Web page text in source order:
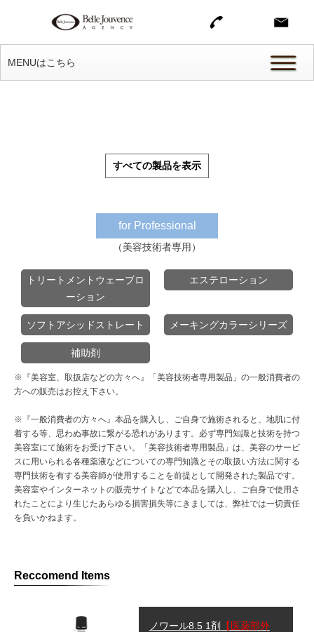
MENUはこちら
すべての製品を表示
for Professional
（美容技術者専用）
トリートメントウェーブロ
ーション
エステローション
ソフトアシッドストレート メーキングカラーシリーズ
補助剤
※『美容室、取扱店などの方々へ』
「美容技術者専用製品」の一般消費者の
方への販売はお控え下さい。
※『一般消費者の方々へ』 本品を購入し、ご自身で施術されると、地肌に付
着する等、思わぬ事故に繋がる恐れがあります。必ず専門知識と技術を持つ
美容室にて施術をお受け下さい。
「美容技術者専用製品」は、美容のサービ
スに用いられる各種薬液などについての専門知識と その取扱い方法に関する
専門技術を有する美容師が使用することを前提として開発された製品です。
美容室やインターネットの販売サイトなどで本品を購入し、ご自身で使用さ
れたことにより生じたあらゆる損害損失等にきましては、弊社では一切責任
を負いかねます。
Reccomend Items
ノワール8.5 1剤 【医薬部外